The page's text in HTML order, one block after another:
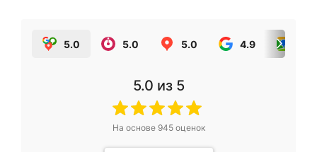
5.0 5.0 5.0 4.9
5.0 из 5
На основе 945оценок